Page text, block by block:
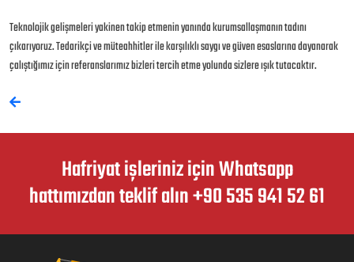
Teknolojik gelişmeleri yakinen takip etmenin yanında kurumsallaşmanın tadını
çıkarıyoruz. Tedarikçi ve müteahhitler ile karşılıklı saygı ve güven esaslarına dayanarak
çalıştığımız için referanslarımız bizleri tercih etme yolunda sizlere ışık tutacaktır.
Hafriyat işleriniz için Whatsapp
hattımızdan teklif alın +90 535 941 52 61